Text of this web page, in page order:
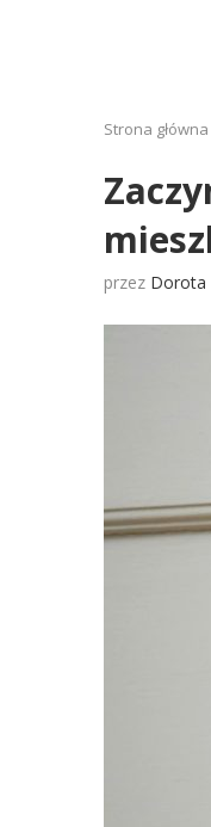
Strona główna
przez Dorota